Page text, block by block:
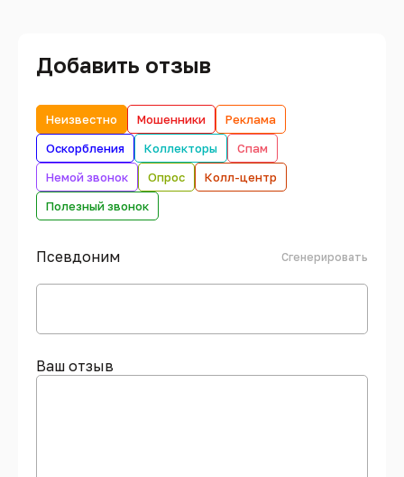
Добавить отзыв
Неизвестно Мошенники
Реклама
Оскорбления
Коллекторы
Спам
Немой звонок
Опрос
Колл-центр
Полезный звонок
Псевдоним Сгенерировать
Ваш отзыв